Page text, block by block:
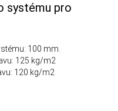
systému pro
100 mm.
125 kg/m2
120 kg/m2